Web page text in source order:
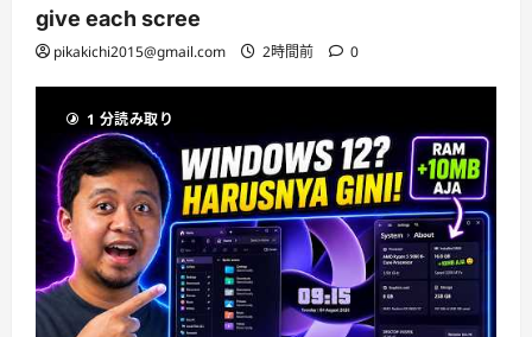
give each scree
pikakichi2015@gmail.com 2時間前 0
1 分読み取り